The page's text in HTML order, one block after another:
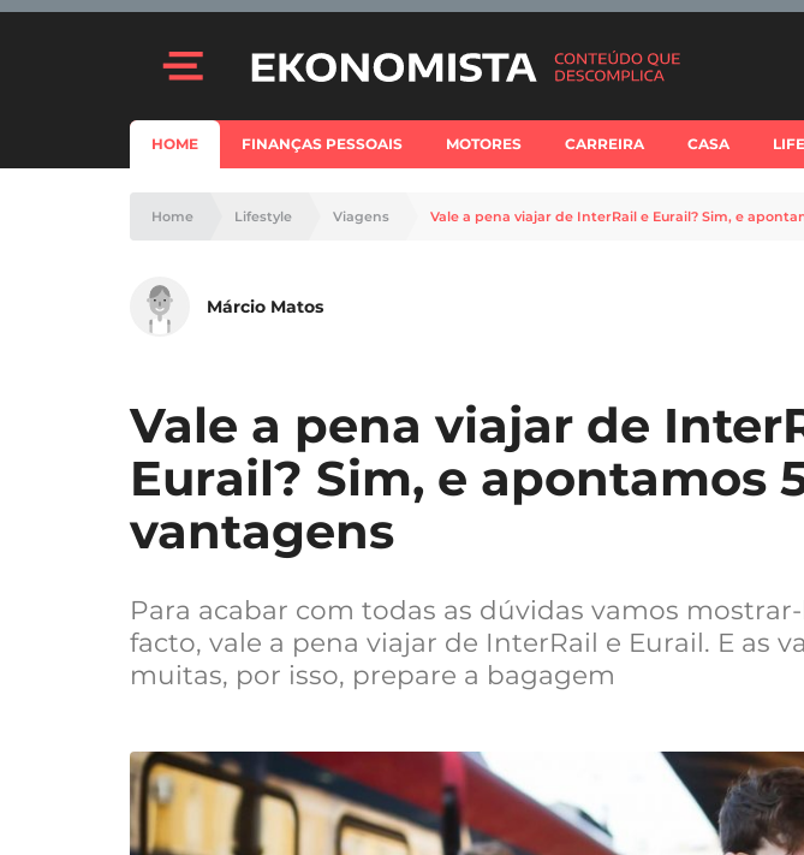
HOME FINANÇAS PESSOAIS MOTORES CARREIRA CASA
Home Lifestyle Viagens Vale a pena viajar de InterRail e Eurail? Sim, e
Márcio Matos
Vale a pena viajar de
Eurail? Sim, e apontamos
vantagens
Para acabar com todas as dúvidas vamos
facto, vale a pena viajar de InterRail e Eurail. E as
muitas, por isso, prepare a bagagem